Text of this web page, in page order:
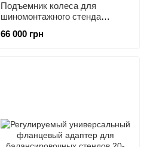
Подъемник колеса для
шиномонтажного стенда
66 000 грн